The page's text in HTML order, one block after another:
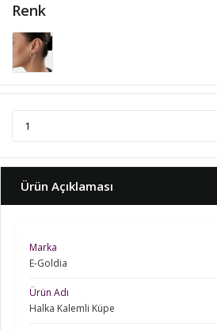
Renk
Ürün Açıklaması
Marka
E-Goldia
Ürün Adı
Halka Kalemli Küpe